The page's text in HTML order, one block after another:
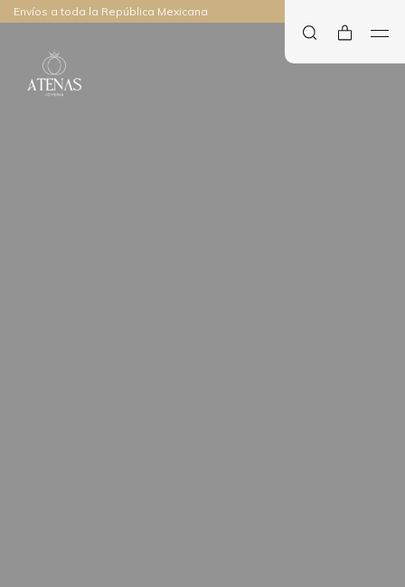
Envíos a toda la República Mexicana